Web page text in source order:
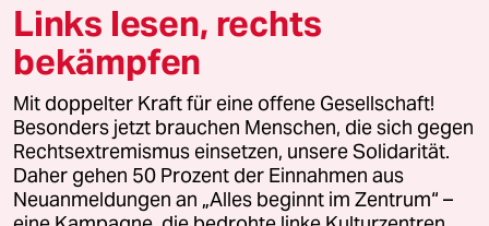
© 2026 taz Verlags und Vertriebs GmbH
Alle Rechte vorbehalten. Bei rechtlichen Fragen oder für Genehmigungen
wenden Sie sich bitte an
lizenzen@taz.de
Feedback Redaktionsstatut Kommune-Richtlinien
Links lesen, rechts
bekämpfen
Mit doppelter Kraft für eine offene Gesellschaft!
Besonders jetzt brauchen Menschen, die sich gegen
Rechtsextremismus einsetzen, unsere Solidarität.
Daher gehen 50 Prozent der Einnahmen aus
Neuanmeldungen an „Alles beginnt im Zentrum“ –